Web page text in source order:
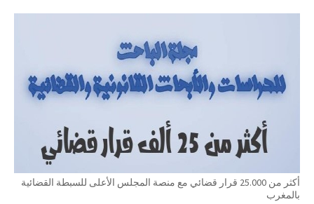
أكثر من 25.000 قرار قضائي مع منصة المجلس الأعلى للسبطة القضائية
بالمغرب